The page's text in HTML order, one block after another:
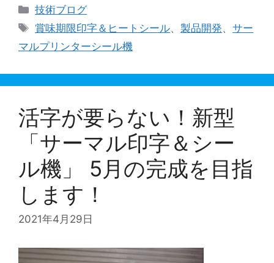
カ
テ
ゴ
リ
技術ブログ
タ
グ
賞味期限印字＆ヒートシール、製品開発、サー
マルプリンターシール機
活字が要らない！新型
「サーマル印字＆シー
ル機」 5月の完成を目指
します！
2021年4月29日